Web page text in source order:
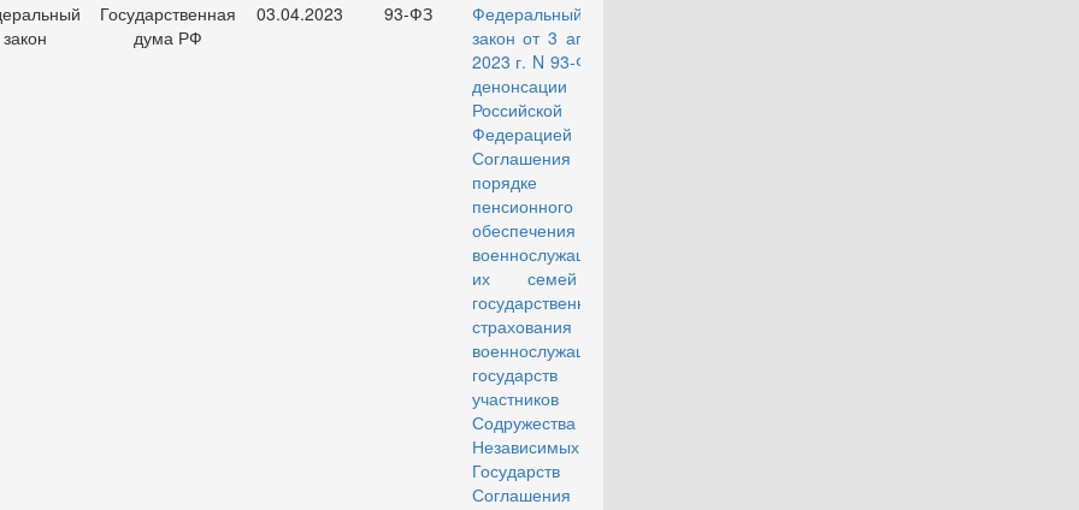
закон
Государственная
дума РФ
03.04.2023 93-ФЗ
Федеральный
закон от 3 апреля
2023 г. N 93-ФЗ "О
денонсации
Российской
Федерацией
Соглашения о
порядке
пенсионного
обеспечения
военнослужащих и
их семей и
государственного
страхования
военнослужащих
государств
участников
Содружества
Независимых
Государств и
Соглашения о